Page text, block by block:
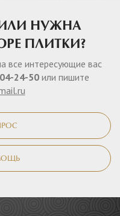
НУЖНА
ПЛИТКИ?
все интересующие вас
24-50 или пишите